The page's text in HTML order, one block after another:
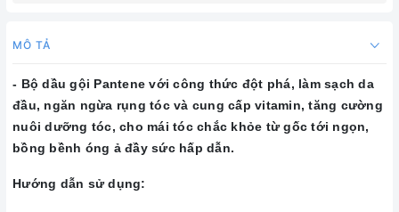
MÔ TẢ
- Bộ dầu gội Pantene với công thức đột phá, làm sạch da
đầu, ngăn ngừa rụng tóc và cung cấp vitamin, tăng cường
nuôi dưỡng tóc, cho mái tóc chắc khỏe từ gốc tới ngọn,
bồng bềnh óng ả đầy sức hấp dẫn.
Hướng dẫn sử dụng: